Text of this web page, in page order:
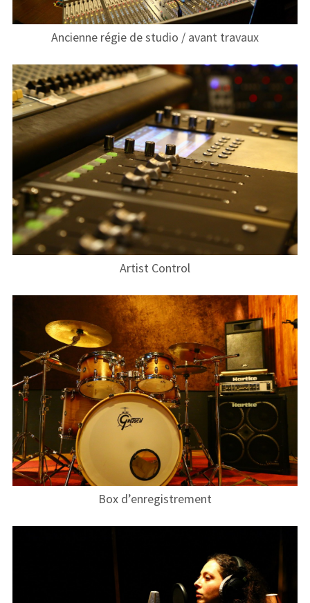
Studio d’Enregistrement
Infos pratiques
L’été des adhérents !
Photos
Services
Service Vidéo
Sonorisation & enregistrement
d’événement
Répétition
Planning en ligne
Photos
Planning en ligne
Contact
Contacts & Plan
A propos de Format Son
Adhérer à l’association
Ancienne régie de studio / avant travaux
Artist Control
Box d’enregistrement